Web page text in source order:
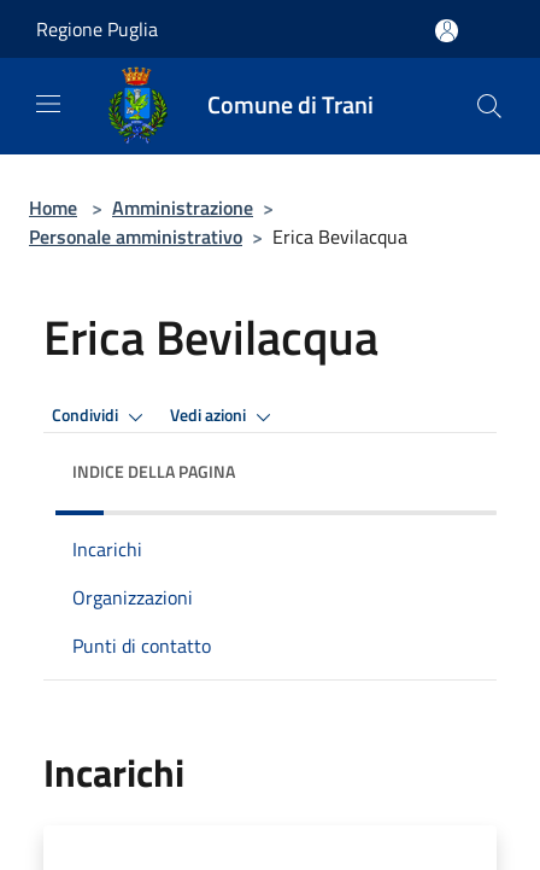
Regione Puglia
Comune di Trani
Home > Amministrazione >
Personale amministrativo > Erica Bevilacqua
Erica Bevilacqua
Condividi Vedi azioni
INDICE DELLA PAGINA
Incarichi
Organizzazioni
Punti di contatto
Incarichi